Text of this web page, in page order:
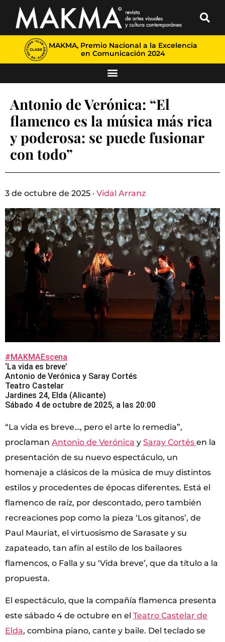
MAKMA, Premio Nacional a la Excelencia
en Comunicación 2024
Antonio de Verónica: “El
flamenco es la música más rica
y poderosa: se puede fusionar
con todo”
3 de octubre de 2025 · Vidal Arranz
#MAKMAEscena
‘La vida es breve’
Antonio de Verónica y Saray Cortés
Teatro Castelar
Jardines 24, Elda (Alicante)
Sábado 4 de octubre de 2025, a las 20:00
“La vida es breve…, pero el arte lo remedia”,
proclaman Antonio de Verónica y Saray Cortés en la
presentación de su nuevo espectáculo, un
homenaje a clásicos de la música de muy distintos
estilos y procedentes de épocas diferentes. Está el
flamenco de raíz, por descontado, pero también
recreaciones pop como la pieza ‘Los gitanos’, de
Paul Mauriat, el virtuosismo de Sarasate y su
zapateado, tan afín al estilo de los bailaores
flamencos, o Falla y su ‘Vida breve’, que da título a la
propuesta.
El espectáculo, que la compañía flamenca presenta
este sábado 4 de octubre en el Teatro Castelar de
Elda, combina piano, cante y baile. Del teclado se